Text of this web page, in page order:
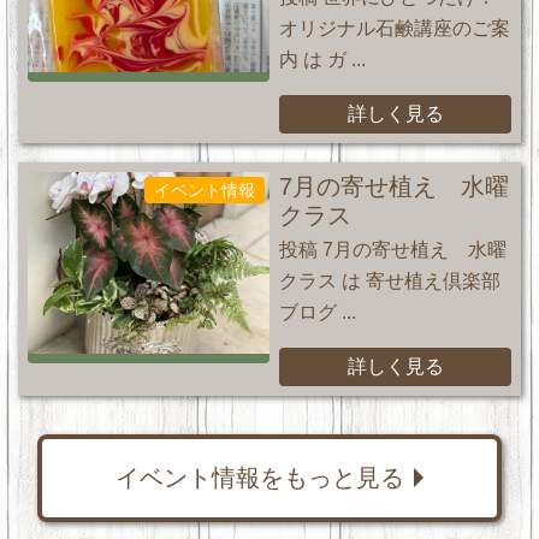
オリジナル石鹸講座のご案
内 は ガ ...
詳しく見る
イベント情報
7月の寄せ植え 水曜
クラス
投稿 7月の寄せ植え 水曜
クラス は 寄せ植え倶楽部
ブログ ...
詳しく見る
イベント情報をもっと見る